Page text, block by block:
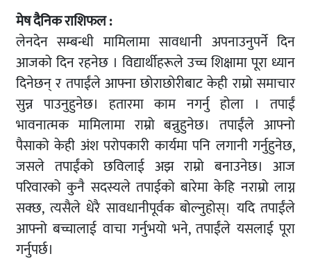
मेष दैनिक राशिफल :
लेनदेन सम्बन्धी मामिलामा सावधानी अपनाउनुपर्ने दिन
आजको दिन रहनेछ । विद्यार्थीहरूले उच्च शिक्षामा पूरा ध्यान
दिनेछन् र तपाईंले आफ्ना छोराछोरीबाट केही राम्रो समाचार
सुन्न पाउनुहुनेछ। हतारमा काम नगर्नु होला । तपाईं
भावनात्मक मामिलामा राम्रो बन्नुहुनेछ। तपाईंले आफ्नो
पैसाको केही अंश परोपकारी कार्यमा पनि लगानी गर्नुहुनेछ,
जसले तपाईंको छविलाई अझ राम्रो बनाउनेछ। आज
परिवारको कुनै सदस्यले तपाईको बारेमा केहि नराम्रो लाग्न
सक्छ, त्यसैले धेरै सावधानीपूर्वक बोल्नुहोस्। यदि तपाईंले
आफ्नो बच्चालाई वाचा गर्नुभयो भने, तपाईंले यसलाई पूरा
गर्नुपर्छ।